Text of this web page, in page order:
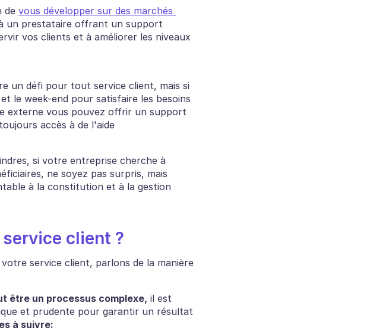
de vous développer sur des marchés
un prestataire offrant un support
vos clients et à améliorer les niveaux
un défi pour tout service client, mais si
le week-end pour satisfaire les besoins
externe vous pouvez offrir un support
accès à de l'aide
si votre entreprise cherche à
ne soyez pas surpris, mais
à la constitution et à la gestion
client ?
service client, parlons de la manière
être un processus complexe, il est
et prudente pour garantir un résultat
à suivre: